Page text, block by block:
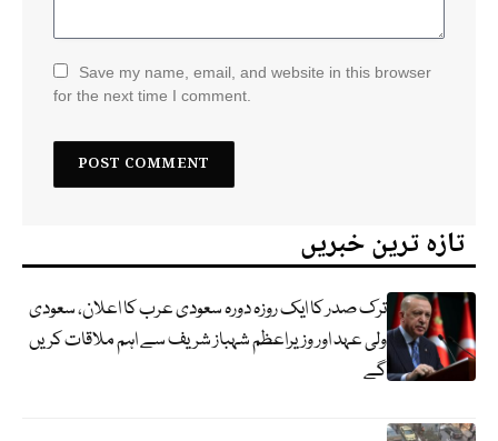
Save my name, email, and website in this browser
for the next time I comment.
تازہ ترین خبریں
ترک صدر کا ایک روزہ دورہ سعودی عرب کا اعلان، سعودی
ولی عہد اور وزیراعظم شہباز شریف سے اہم ملاقات کریں
گے